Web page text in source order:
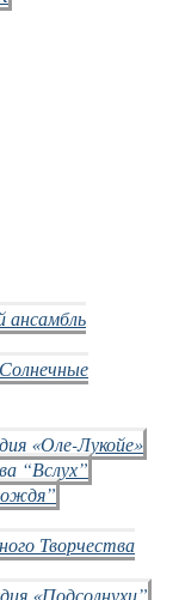
ансамбль
«Оле-Лукойе»
“Вслух”
Творчества